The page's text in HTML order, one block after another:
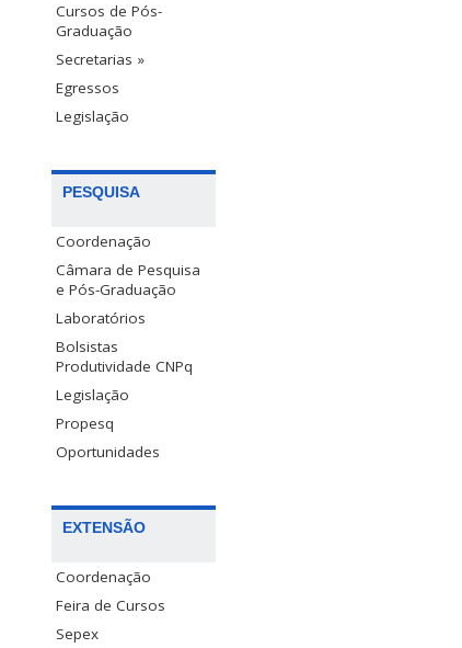
Cursos de Pós-
Graduação
Secretarias »
Egressos
Legislação
PESQUISA
Coordenação
Câmara de Pesquisa
e Pós-Graduação
Laboratórios
Bolsistas
Produtividade CNPq
Legislação
Propesq
Oportunidades
EXTENSÃO
Coordenação
Feira de Cursos
Sepex